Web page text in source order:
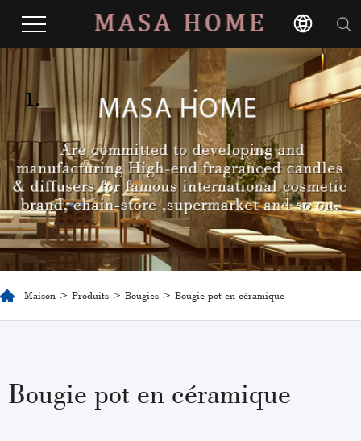
1.
Maison > Produits > Bougies > Bougie pot en céramique
Bougie pot en céramique